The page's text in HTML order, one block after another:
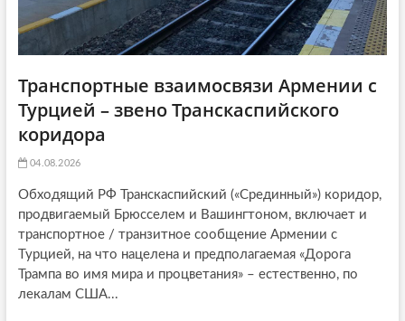
Транспортные взаимосвязи Армении с
Турцией – звено Транскаспийского
коридора
04.08.2026
Обходящий РФ Транскаспийский («Срединный») коридор,
продвигаемый Брюсселем и Вашингтоном, включает и
транспортное / транзитное сообщение Армении с
Турцией, на что нацелена и предполагаемая «Дорога
Трампа во имя мира и процветания» – естественно, по
лекалам США...